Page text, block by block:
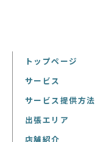
トップページ
サービス
サービス提供方法
出張エリア
店舗紹介